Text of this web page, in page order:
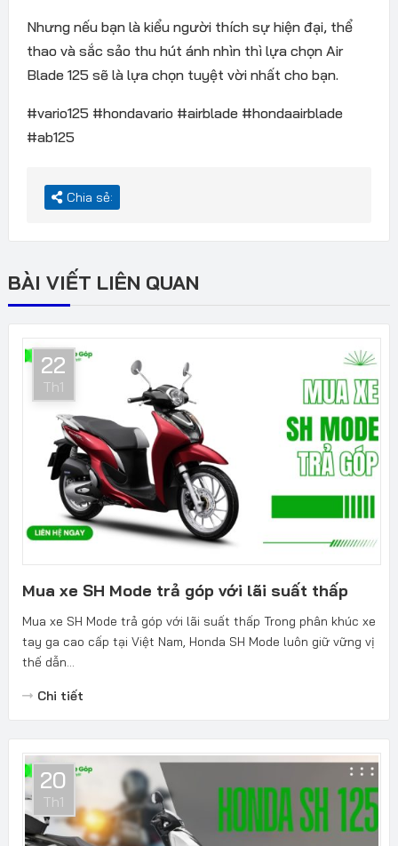
Nhưng nếu bạn là kiểu người thích sự hiện đại, thể
thao và sắc sảo thu hút ánh nhìn thì lựa chọn Air
Blade 125 sẽ là lựa chọn tuyệt vời nhất cho bạn.
#vario125 #hondavario #airblade #hondaairblade
#ab125
Chia sẻ:
BÀI VIẾT LIÊN QUAN
22
Th1
Mua xe SH Mode trả góp với lãi suất thấp
Mua xe SH Mode trả góp với lãi suất thấp Trong phân khúc xe
tay ga cao cấp tại Việt Nam, Honda SH Mode luôn giữ vững vị
thế dẫn...
Chi tiết
20
Th1